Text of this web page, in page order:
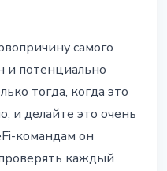
самого
и потенциально
тогда, когда это
и делайте это очень
командам он
каждый